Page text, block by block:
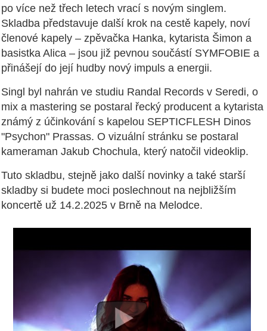
po více než třech letech vrací s novým singlem.
Skladba představuje další krok na cestě kapely, noví
členové kapely – zpěvačka Hanka, kytarista Šimon a
basistka Alica – jsou již pevnou součástí SYMFOBIE a
přinášejí do její hudby nový impuls a energii.
Singl byl nahrán ve studiu Randal Records v Seredi, o
mix a mastering se postaral řecký producent a kytarista
známý z účinkování s kapelou SEPTICFLESH Dinos
"Psychon" Prassas. O vizuální stránku se postaral
kameraman Jakub Chochula, který natočil videoklip.
Tuto skladbu, stejně jako další novinky a také starší
skladby si budete moci poslechnout na nejbližším
koncertě už 14.2.2025 v Brně na Melodce.